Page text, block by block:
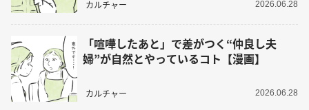
カルチャー 2026.06.28
「喧嘩したあと」で差がつく“仲良し夫
婦”が自然とやっているコト【漫画】
カルチャー 2026.06.28